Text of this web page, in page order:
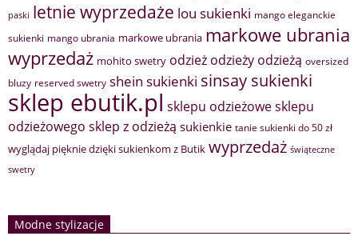
paski letnie wyprzedaże lou sukienki mango eleganckie
sukienki mango ubrania markowe ubrania markowe ubrania
wyprzedaż mohito swetry odzież odzieży odzieżą oversized
bluzy reserved swetry shein sukienki sinsay sukienki
sklep ebutik.pl sklepu odzieżowesklepu
odzieżowego sklep z odzieżą sukienkie tanie sukienki do 50 zł
wyglądaj pięknie dzięki sukienkom z Butik wyprzedaż świąteczne
swetry
Modne stylizacje